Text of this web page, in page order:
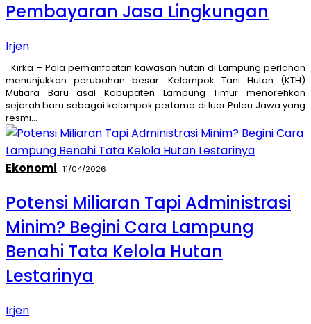
Pembayaran Jasa Lingkungan
Irjen
Kirka – Pola pemanfaatan kawasan hutan di Lampung perlahan
menunjukkan perubahan besar. Kelompok Tani Hutan (KTH)
Mutiara Baru asal Kabupaten Lampung Timur menorehkan
sejarah baru sebagai kelompok pertama di luar Pulau Jawa yang
resmi…
Ekonomi 11/04/2026
Potensi Miliaran Tapi Administrasi
Minim? Begini Cara Lampung
Benahi Tata Kelola Hutan
Lestarinya
Irjen